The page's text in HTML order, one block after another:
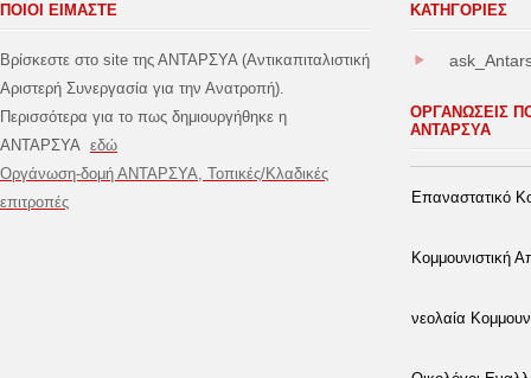
ΠΟΙΟΙ ΕΙΜΑΣΤΕ
Βρίσκεστε στο site της ΑΝΤΑΡΣΥΑ (Αντικαπιταλιστική
Αριστερή Συνεργασία για την Ανατροπή).
Περισσότερα για το πως δημιουργήθηκε η
ΑΝΤΑΡΣΥΑ εδώ
Οργάνωση-δομή ΑΝΤΑΡΣΥΑ, Τοπικές/Κλαδικές
επιτροπές
ΚΑΤΗΓΟΡΊΕΣ
ΟΡΓΑΝΩΣΕΙΣ
ΑΝΤΑΡΣΥΑ
Επαναστατικό
Κομμουνιστική
νεολαία